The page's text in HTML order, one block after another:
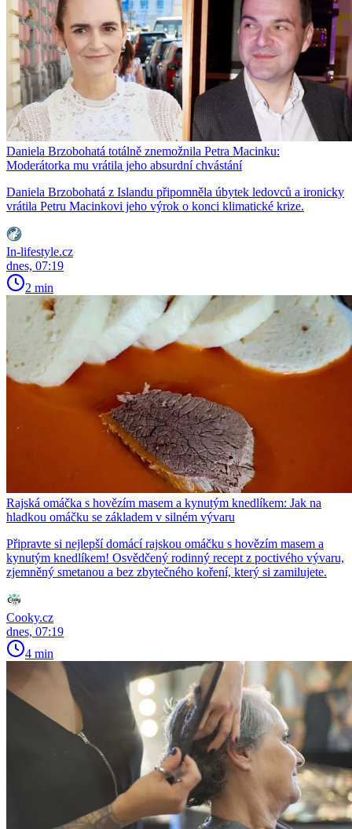
Daniela Brzobohatá totálně znemožnila Petra Macinku:
Moderátorka mu vrátila jeho absurdní chvástání
Daniela Brzobohatá z Islandu připomněla úbytek ledovců a ironicky
vrátila Petru Macinkovi jeho výrok o konci klimatické krize.
In-lifestyle.cz
dnes, 07:19
2 min
Rajská omáčka s hovězím masem a kynutým knedlíkem: Jak na
hladkou omáčku se základem v silném vývaru
Připravte si nejlepší domácí rajskou omáčku s hovězím masem a
kynutým knedlíkem! Osvědčený rodinný recept z poctivého vývaru,
zjemněný smetanou a bez zbytečného koření, který si zamilujete.
Cooky.cz
dnes, 07:19
4 min